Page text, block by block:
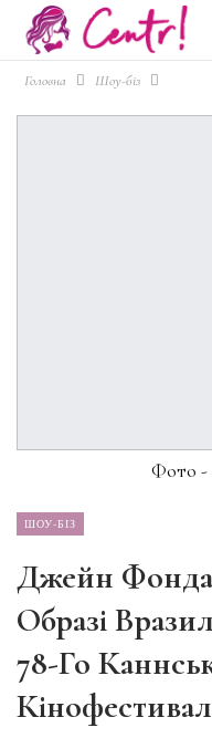
Головна Шоу-біз
Фото -
ШОУ-БІЗ
Джейн
Образі
78-Го